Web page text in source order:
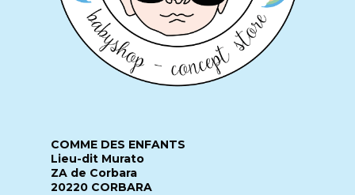
COMME DES ENFANTS
Lieu-dit Murato
ZA de Corbara
20220 CORBARA